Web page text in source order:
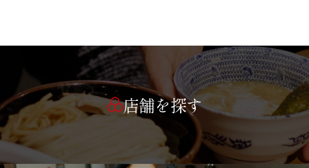
店舗を探す